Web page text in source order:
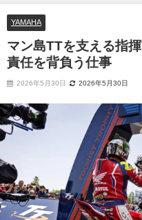
YAMAHA
マン島TTを支える指
責任を背負う仕事
2026年5月30日 2026年5月30日